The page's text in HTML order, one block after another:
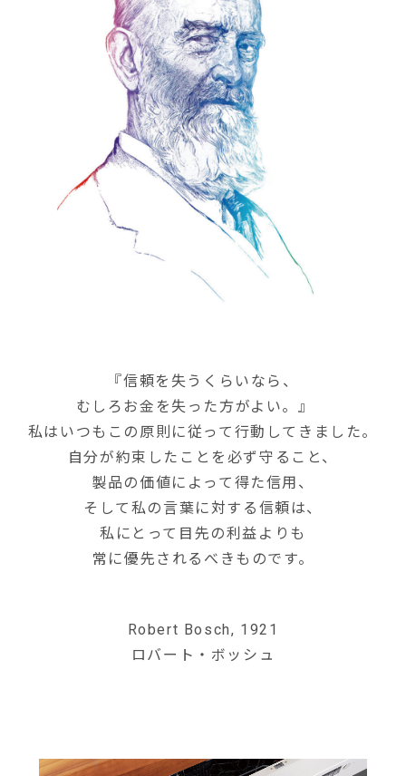
『信頼を失うくらいなら、
むしろお金を失った方がよい。』
私はいつもこの原則に従って行動してきました。
自分が約束したことを必ず守ること、
製品の価値によって得た信用、
そして私の言葉に対する信頼は、
私にとって目先の利益よりも
常に優先されるべきものです。
Robert Bosch, 1921
ロバート・ボッシュ